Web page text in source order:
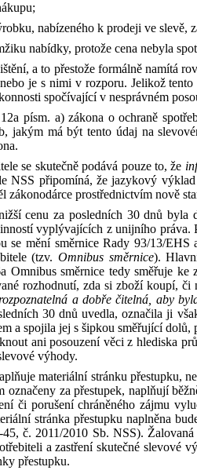
nabízeného k prodeji ve slevě,
nabídky, protože cena nebyla
a to přestože formálně namítá
je s nimi v rozporu. Jelikož
spočívající v nesprávném
12a písm. a) zákona o ochraně
jakým má být tento údaj na
se skutečně podává pouze to, že
NSS připomíná, žejazykový
zákonodárce prostřednictvím nově
cenu za posledních 30 dnů byla
vyplývajících z unijního práva.
se mění směrnice Rady 93/13/EHS
(tzv. Omnibus směrnice).
Omnibus směrnice tedy směřuje
rozhodnutí, zda si zboží koupí,
a dobře čitelná, aby
30 dnů uvedla, označila ji
a spojila jej s šipkou směřující dolů,
ani posouzení věciz hlediska
výhody.
materiální stránku přestupku,
za přestupek, naplňují
či porušení chráněného zájmu
stránka přestupku naplněna
‑45, č. 2011/2010 Sb. NSS).
a zastření skutečné slevové
přestupku.